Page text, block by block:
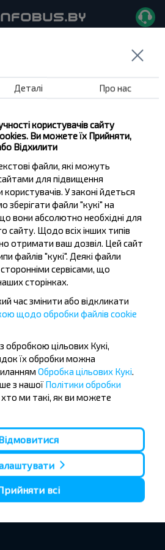
Борщевка, Остановка транспорта → Горошков, Речицкий р-н ГОМЕЛЬСКАЯ ОБЛ., Автокасса "Горошков"
дату рейси не знайдено
Деталі Про нас
користувачів сайту
Ви можете їх Прийняти,
Відхилити
файли, які можуть
для підвищення
У законі йдеться
файли "кукі" на
вони абсолютно необхідні для
сайту. Щодо всіх інших типів
отримати ваш дозвіл. Цей сайт
файлів "кукі". Деякі файли
сервісами, що
сторінках.
час змінити або відкликати
щодо обробки файлів cookie
обробкою цільових Кукі,
їх обробки можна
Обробка цільових Кукі.
з нашої Політики обробки
хто ми такі, як ви можете
всі